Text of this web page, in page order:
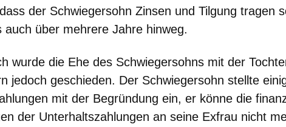
der Schwiegersohn Zinsen und Tilgung tragen
auch über mehrere Jahre hinweg.
wurde die Ehe des Schwiegersohns mit der
jedoch geschieden. Der Schwiegersohn stellte
mit der Begründung ein, er könne die
der Unterhaltszahlungen an seine Exfrau nicht